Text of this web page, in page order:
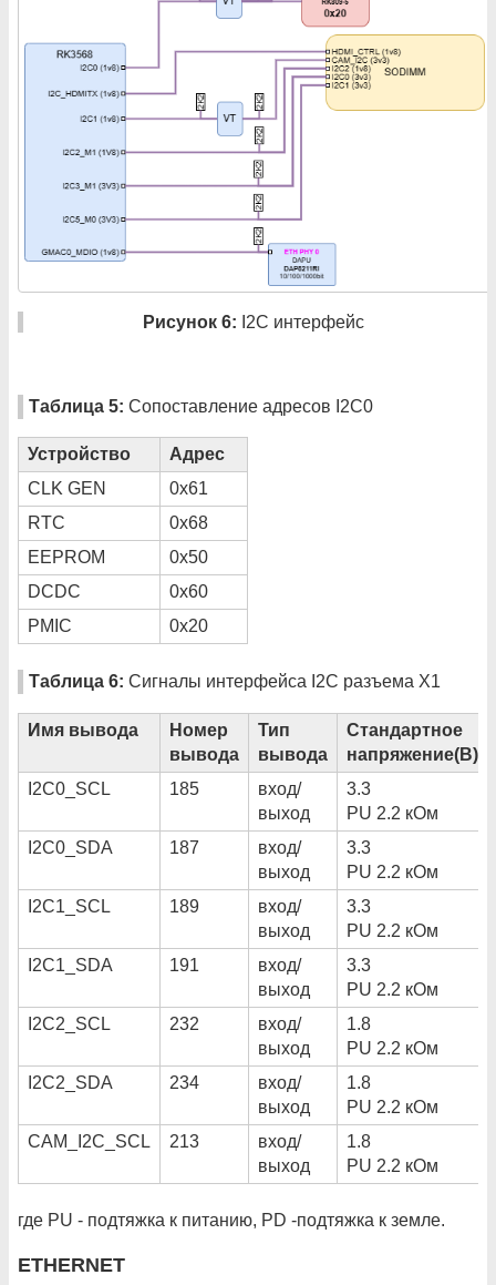
Рисунок 6: I2C интерфейс
Таблица 5: Сопоставление адресов I2C0
Устройство
Адрес
CLK GEN
0x61
RTC
0x68
EEPROM
0x50
DCDC
0x60
PMIC
0x20
Таблица 6: Сигналы интерфейса I2C разъема X1
Имя вывода
Номер
вывода
Тип
вывода
Стандартное
напряжение(В)
I2C0_SCL
185
вход/
выход
3.3
PU 2.2 кОм
I2C0_SDA
187
вход/
выход
3.3
PU 2.2 кОм
I2C1_SCL
189
вход/
выход
3.3
PU 2.2 кОм
I2C1_SDA
191
вход/
выход
3.3
PU 2.2 кОм
I2C2_SCL
232
вход/
выход
1.8
PU 2.2 кОм
I2C2_SDA
234
вход/
выход
1.8
PU 2.2 кОм
CAM_I2C_SCL
213
вход/
выход
1.8
PU 2.2 кОм
где PU - подтяжка к питанию, PD -подтяжка к земле.
ETHERNET